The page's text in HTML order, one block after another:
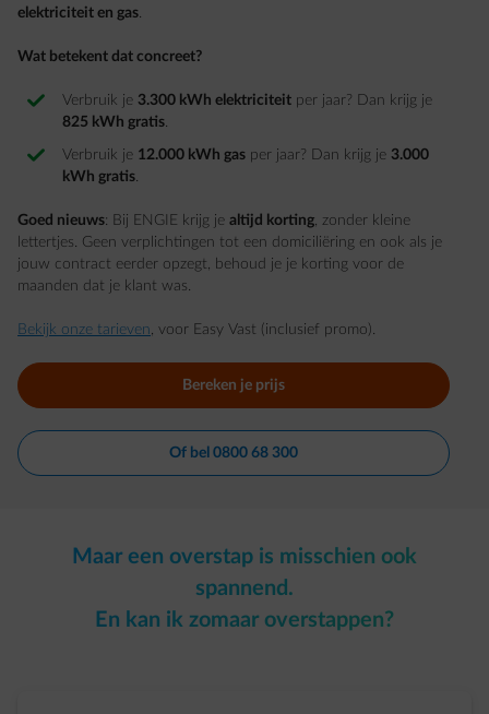
elektriciteit en gas.
Wat betekent dat concreet?
Verbruik je 3.300 kWh elektriciteit per jaar? Dan krijg je
825 kWh gratis.
Verbruik je 12.000 kWh gas per jaar? Dan krijg je 3.000
kWh gratis.
Goed nieuws: Bij ENGIE krijg je altijd korting, zonder kleine
lettertjes. Geen verplichtingen tot een domiciliëring en ook als je
jouw contract eerder opzegt, behoud je je korting voor de
maanden dat je klant was.
Bekijk onze tarieven, voor Easy Vast (inclusief promo).
Bereken je prijs
Of bel 0800 68 300
Maar een overstap is misschien ook
spannend.
En kan ik zomaar overstappen?